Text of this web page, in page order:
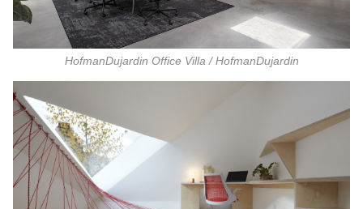
HofmanDujardin Office Villa / HofmanDujardin